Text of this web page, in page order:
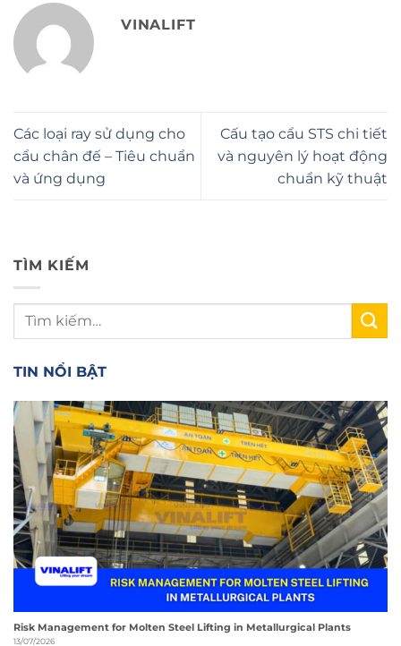
VINALIFT
Các loại ray sử dụng cho
cẩu chân đế – Tiêu chuẩn
và ứng dụng
Cấu tạo cẩu STS chi tiết
và nguyên lý hoạt động
chuẩn kỹ thuật
TÌM KIẾM
TIN NỔI BẬT
Risk Management for Molten Steel Lifting in Metallurgical Plants
13/07/2026